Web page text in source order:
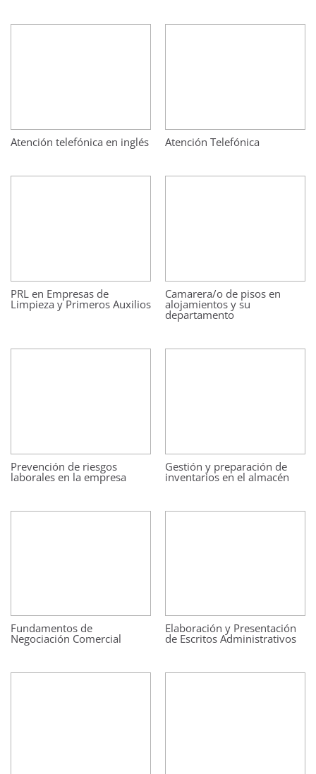
Atención telefónica en inglés Atención Telefónica
PRL en Empresas de
Limpieza y Primeros Auxilios
Camarera/o de pisos en
alojamientos y su
departamento
Prevención de riesgos
laborales en la empresa
Gestión y preparación de
inventarios en el almacén
Fundamentos de
Negociación Comercial
Elaboración y Presentación
de Escritos Administrativos